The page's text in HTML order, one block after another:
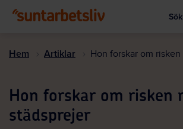
till
Sök
Hem Artiklar Hon forskar om
Hon forskar om risken
städsprejer